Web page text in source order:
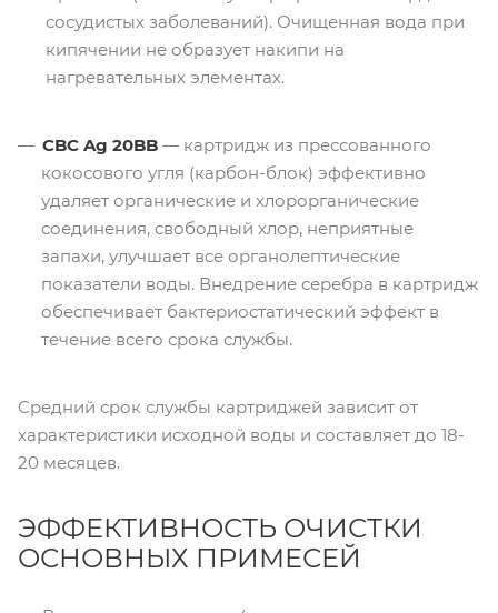
сосудистых заболеваний). Очищенная вода при
кипячении не образует накипи на
нагревательных элементах.
CBC Ag 20BB — картридж из прессованного
кокосового угля (карбон-блок) эффективно
удаляет органические и хлорорганические
соединения, свободный хлор, неприятные
запахи, улучшает все органолептические
показатели воды. Внедрение серебра в картридж
обеспечивает бактериостатический эффект в
течение всего срока службы.
Средний срок службы картриджей зависит от
характеристики исходной воды и составляет до 18-
20 месяцев.
ЭФФЕКТИВНОСТЬ ОЧИСТКИ
ОСНОВНЫХ ПРИМЕСЕЙ